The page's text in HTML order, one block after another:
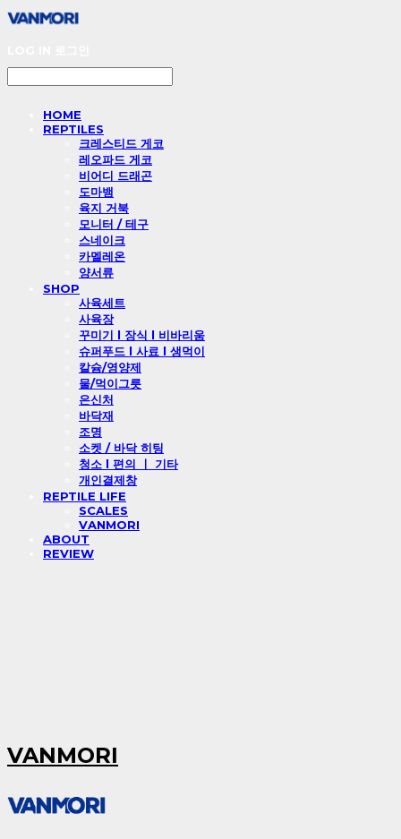
HOME
REPTILES
크레스티드 게코
레오파드 게코
비어디 드래곤
도마뱀
육지 거북
모니터 / 테구
스네이크
카멜레온
양서류
SHOP
사육세트
사육장
꾸미기 l 장식 l 비바리움
슈퍼푸드 l 사료 l 생먹이
칼슘/영양제
물/먹이그릇
은신처
바닥재
조명
소켓 / 바닥 히팅
청소 l 편의 ㅣ 기타
개인결제창
REPTILE LIFE
SCALES
VANMORI
ABOUT
REVIEW
VANMORI